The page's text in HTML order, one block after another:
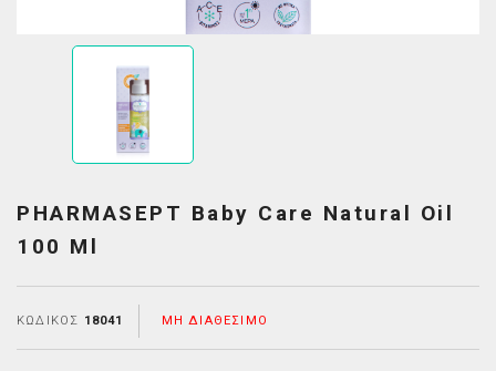
PHARMASEPT Baby Care Natural Oil
100 Ml
ΚΩΔΙΚΌΣ 18041 ΜΗ ΔΙΑΘΈΣΙΜΟ